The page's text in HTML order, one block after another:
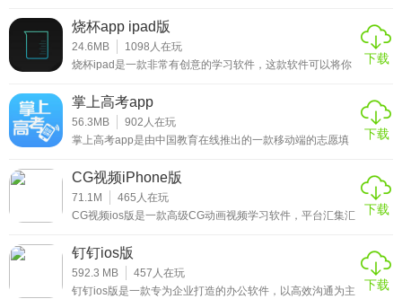
的删除记录，滑动操作快速恢复邮件;
3、支持多个平台和品牌的邮箱登录，快速添加邮箱，点击账
号就能极速切换不同账号，便捷管理。
★完美邮箱ios版主要功能
1、【纯净安全】
无广告界面，给您流畅舒适的应用体验。
试一下使用李阳口语宝典app来练习口语。这是一款英语教
学应用，是目前手机平台上能够快速的学习英语口语的软
件，疯狂英语的创始人李阳从成千上万复杂的口语句子中挑
选出了外国人在生活中最喜欢使用的110个超级短句，经过
烧杯app ipad版
24.6MB 1098 人在玩
烧杯ipad是一款非常有创意的学习软件，这款软件可以将你
供的150多种药剂和300多种化学反应来进行实验，让用户可
以用这款软件随时随地安全的进行各种化学实验。化学课一
直都是学生接触实验最多的课程，课程中的许多内容都是需
要在实验室进行实验的，许多令人头疼的化学方程式和反应
下载
掌上高考app
56.3MB 902 人在玩
掌上高考app是由中国教育在线推出的一款移动端的志愿填
答疑三个功能，让刚刚考完高考的考生和家长可以精准的了
解教育信息和校园动态。刚刚考完的考生有的已经有了自己
中意的大学，有的考生则是对于这么多学校感到迷茫，如果
不知道怎样才能填上自己想上的大学，可以通过这款软件来
下载
CG视频iPhone版
71.1M 465 人在玩
CG视频ios版是一款高级CG动画视频学习软件，平台汇集汇
类非常的丰富齐全，所有的视频都支持1080P超清播放，且
完全支持中英文双字幕，内容介绍直观明了，在核心技术以
及工作流程等方面更是做了详细的介绍，感兴趣的小伙伴赶
紧来下载这款CG视频ios版体验吧。
下载
钉钉ios版
592.3 MB 457 人在玩
钉钉ios版是一款专为企业打造的办公软件，以高效沟通为主
下载